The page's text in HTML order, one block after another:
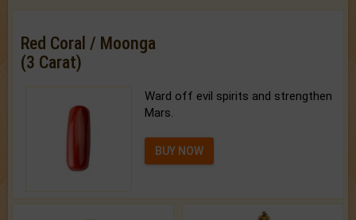
Red Coral / Moonga
(3 Carat)
Ward off evil spirits and strengthen
Mars.
BUY NOW